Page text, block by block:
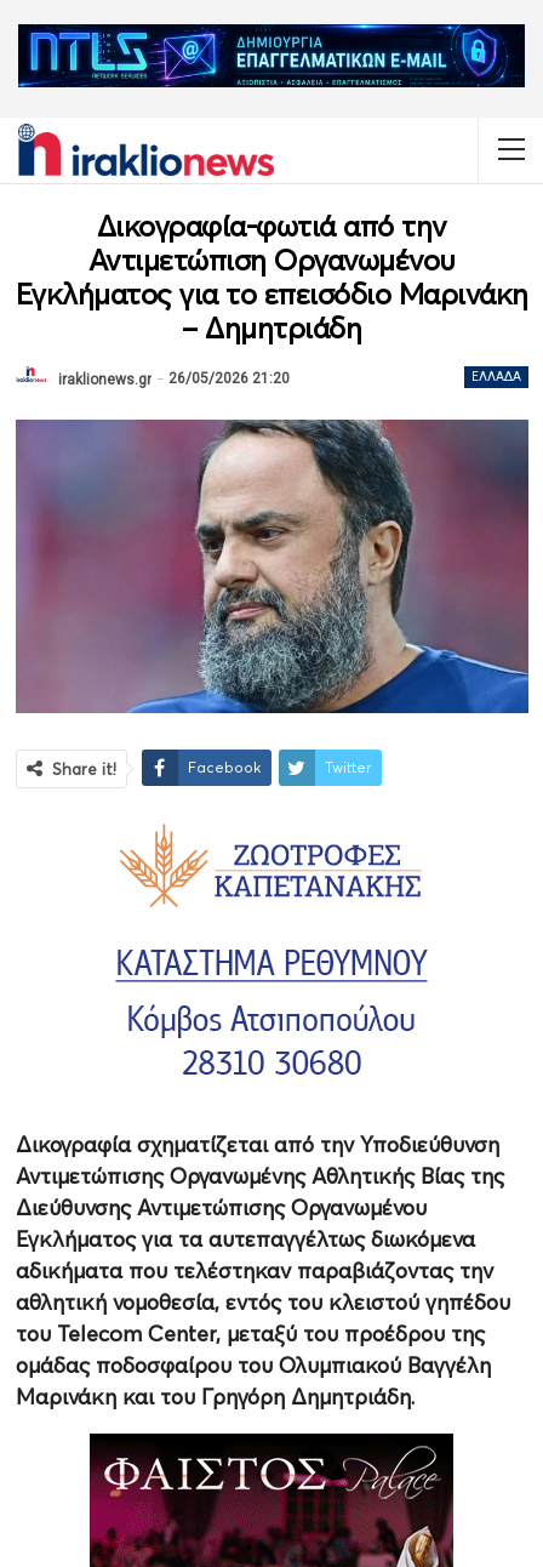
Δικογραφία-φωτιά από την
Αντιμετώπιση Οργανωμένου
Εγκλήματος για το επεισόδιο Μαρινάκη
– Δημητριάδη
ΕΛΛΆΔΑ
iraklionews.gr 26/05/2026 21:20
Share it! Facebook Twitter
Δικογραφία σχηματίζεται από την Υποδιεύθυνση
Αντιμετώπισης Οργανωμένης Αθλητικής Βίας της
Διεύθυνσης Αντιμετώπισης Οργανωμένου
Εγκλήματος για τα αυτεπαγγέλτως διωκόμενα
αδικήματα που τελέστηκαν παραβιάζοντας την
αθλητική νομοθεσία, εντός του κλειστού γηπέδου
του Telecom Center, μεταξύ του προέδρου της
ομάδας ποδοσφαίρου του Ολυμπιακού Βαγγέλη
Μαρινάκη και του Γρηγόρη Δημητριάδη.